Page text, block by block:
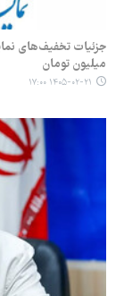
میلیون تومان
۱۴۰۵-۰۲-۲۱ ۱۷:۰۰